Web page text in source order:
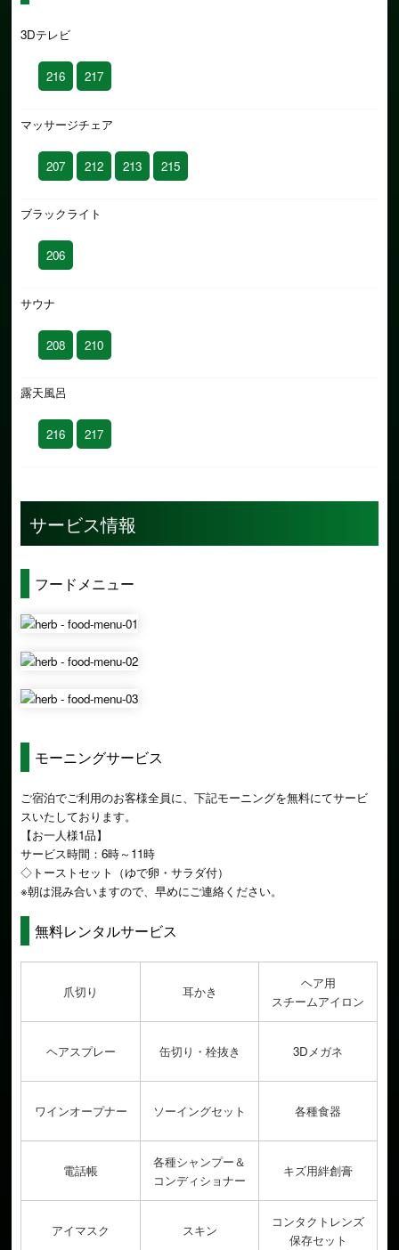
3Dテレビ
216 217
マッサージチェア
207 212 213 215
ブラックライト
206
サウナ
208 210
露天風呂
216 217
サービス情報
フードメニュー
モーニングサービス
ご宿泊でご利用のお客様全員に、下記モーニングを無料にてサービ
スいたしております。
【お一人様1品】
サービス時間：6時～11時
◇トーストセット（ゆで卵・サラダ付）
※朝は混み合いますので、早めにご連絡ください。
無料レンタルサービス
爪切り 耳かき
ヘア用
スチームアイロン
ヘアスプレー 缶切り・栓抜き 3Dメガネ
ワインオープナー ソーイングセット 各種食器
電話帳
各種シャンプー＆
コンディショナー
キズ用絆創膏
アイマスク スキン
コンタクトレンズ
保存セット